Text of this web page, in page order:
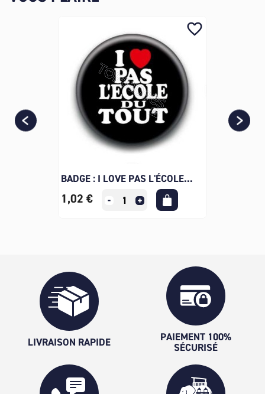
BADGE : I LOVE PAS L'ÉCOLE...
1,02 €
favorite_border
LIVRAISON RAPIDE
PAIEMENT 100%
SÉCURISÉ